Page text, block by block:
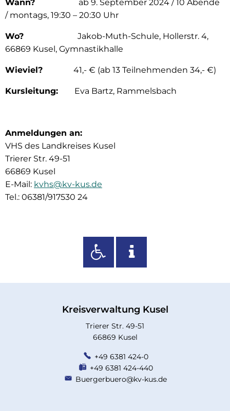
Wann? ab 9. September 2024 / 10 Abende
/ montags, 19:30 – 20:30 Uhr
Wo? Jakob-Muth-Schule, Hollerstr. 4,
66869 Kusel, Gymnastikhalle
Wieviel? 41,- € (ab 13 Teilnehmenden 34,- €)
Kursleitung: Eva Bartz, Rammelsbach
Anmeldungen an:
VHS des Landkreises Kusel
Trierer Str. 49-51
66869 Kusel
E-Mail: kvhs@kv-kus.de
Tel.: 06381/917530 24
Kreisverwaltung Kusel
Trierer Str. 49-51
66869 Kusel
+49 6381 424-0
+49 6381 424-440
Buergerbuero@kv-kus.de